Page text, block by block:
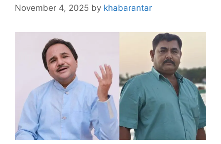
November 4, 2025 by khabarantar